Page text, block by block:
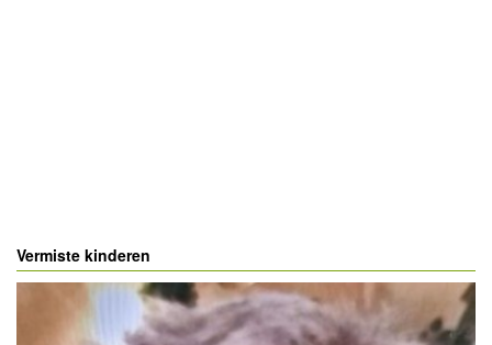
Vermiste kinderen